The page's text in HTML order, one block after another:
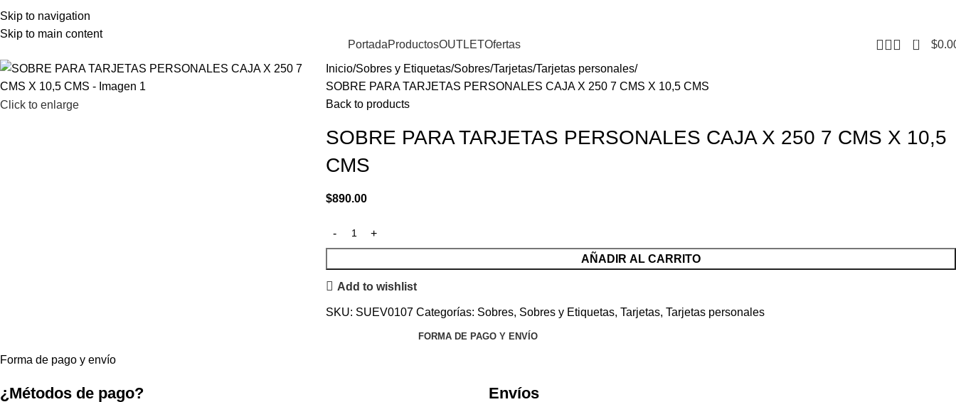
Skip to navigation
Skip to main content
AL 2200 1903 – 2203 67 61
PortadaProductosOUTLETOfertas 0 $
Click to enlarge
Inicio Sobres y Etiquetas Sobres Tarjetas Tarjetas personales
SOBRE PARA TARJETAS PERSONALES CAJA X 250 7 CMS X 10,5 CMS
Back to products
SOBRE PARA TARJETAS PERSONALES CAJA X 250 7 CMS X 10,5
CMS
$890.00
AÑADIR AL CARRITO
Add to wishlist
SKU: SUEV0107 Categorías: Sobres, Sobres y Etiquetas, Tarjetas, Tarjetas personales
FORMA DE PAGO Y ENVÍO
Forma de pago y envío
¿Métodos de pago? Envíos